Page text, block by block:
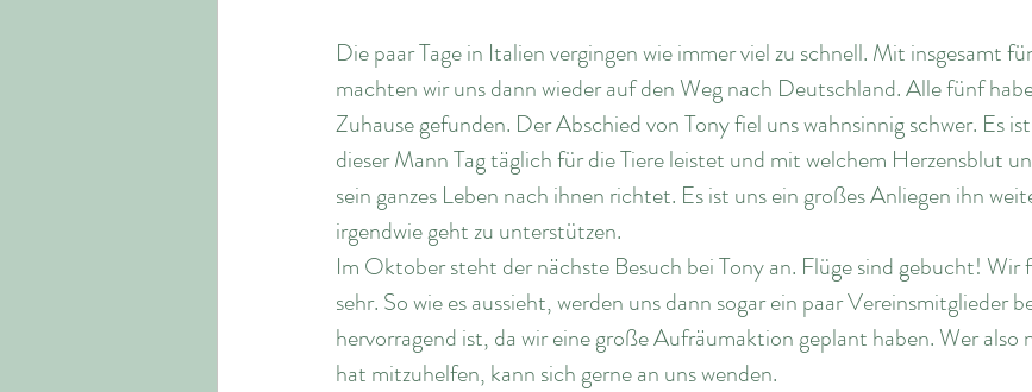
Die paar Tage in Italien vergingen wie immer viel zu schnell. Mit insgesamt
machten wir uns dann wieder auf den Weg nach Deutschland. Alle fünf
Zuhause gefunden. Der Abschied von Tony fiel uns wahnsinnig schwer. Es
dieser Mann Tag täglich für die Tiere leistet und mit welchem Herzensblut
sein ganzes Leben nach ihnen richtet. Es ist uns ein großes Anliegen ihn
irgendwie geht zu unterstützen.
Im Oktober steht der nächste Besuch bei Tony an. Flüge sind gebucht! Wir
sehr. So wie es aussieht, werden uns dann sogar ein paar Vereinsmitglieder
hervorragend ist, da wir eine große Aufräumaktion geplant haben. Wer also
hat mitzuhelfen, kann sich gerne an uns wenden.